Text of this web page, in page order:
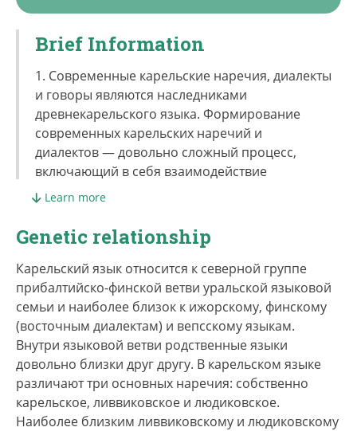
Brief Information
1. Современные карельские наречия, диалекты
и говоры являются наследниками
древнекарельского языка. Формирование
современных карельских наречий и
диалектов — довольно сложный процесс,
включающий в себя взаимодействие
древнекарельского языка с древневепсским и
миграции карелов, продолжавшиеся на
протяжении нескольких столетий. Согласно
официальным данным переписи населения
2010 г., в Карелии проживало 45570 карелов.
Основная часть ливвиковских карелов
сосредоточена в Олонецкой Карелии и в
восточном и северном Приладожье. Карелы
проживают в сельских поселениях Олонецкого,
Пряжинского, Питкярантского и Суоярвского
районов, а также в городах Петрозаводск,
Питкяранта, Суоярви, Сортавала.
Learn more
Genetic relationship
Карельский язык относится к северной группе
прибалтийско-финской ветви уральской языковой
семьи и наиболее близок к ижорскому, финскому
(восточным диалектам) и вепсскому языкам.
Внутри языковой ветви родственные языки
довольно близки друг другу. В карельском языке
различают три основных наречия: собственно
карельское, ливвиковское и людиковское.
Наиболее близким ливвиковскому и людиковскому